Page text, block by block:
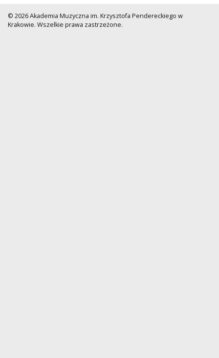
© 2026 Akademia Muzyczna im. Krzysztofa Pendereckiego w
Krakowie. Wszelkie prawa zastrzeżone.